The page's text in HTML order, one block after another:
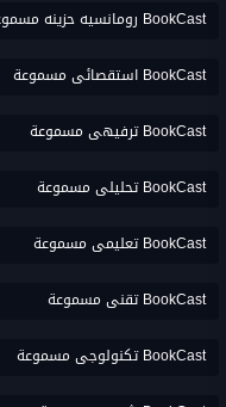
BookCast رومانسيه حزينه مسموعة
BookCast استقصائى مسموعة
BookCast ترفيهى مسموعة
BookCast تحليلى مسموعة
BookCast تعليمى مسموعة
BookCast تقنى مسموعة
BookCast تكنولوجى مسموعة